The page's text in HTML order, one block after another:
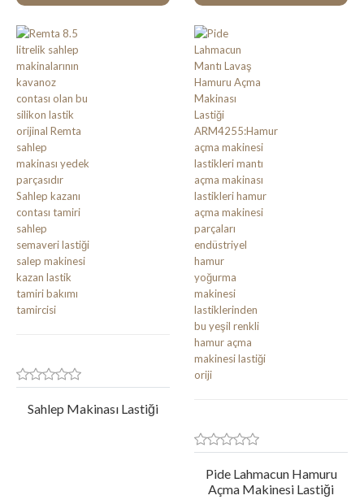
Sahlep Makinası Lastiği
Pide Lahmacun Hamuru
Açma Makinesi Lastiği